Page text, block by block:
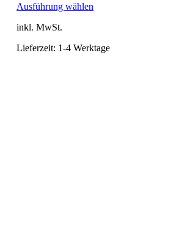
Ausführung wählen
Varianten
inkl. MwSt.
Lieferzeit: 1-4 Werktage